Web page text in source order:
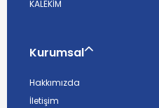
KALEKİM
Kurumsal
Hakkımızda
İletişim